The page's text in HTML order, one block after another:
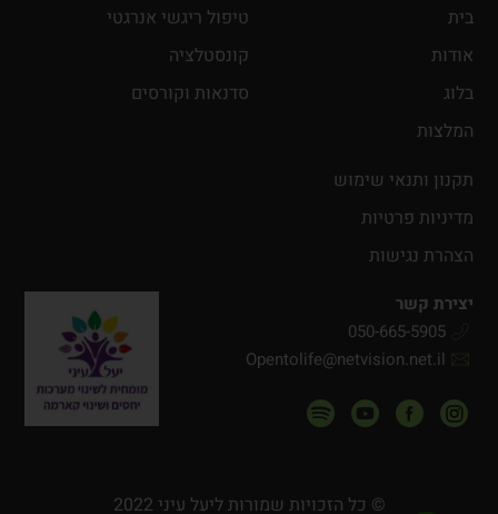
בית
אודות
בלוג
המלצות
טיפול ריגשי אנרגטי
קונסטלציה
סדנאות וקורסים
תקנון ותנאי שימוש
מדיניות פרטיות
הצהרת נגישות
יצירת קשר
050-665-5905
Opentolife@netvision.net.il
© כל הזכויות שמורות ליעל עיני 2022